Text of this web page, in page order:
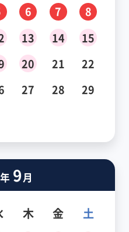
6 7
8
13 14
15
20 21
22
27 28
29
年 9月
木 金 土